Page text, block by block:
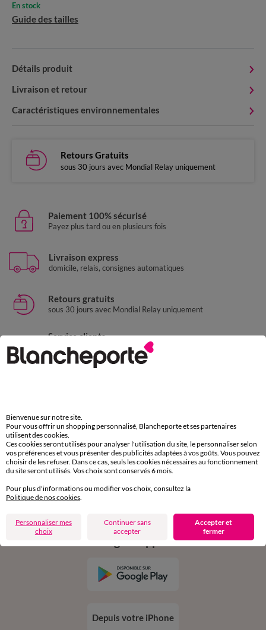
Guide des tailles
En stock
Détails produit
Livraison et retour
Caractéristiques environnementales
Retours Gratuits
sous 30 jours avec Mondial Relay uniquement
Paiement 100% sécurisé
Payez plus tard ou en plusieurs fois
Livraison express
domicile, relais, consignes automatiques
Retours gratuits
sous 30 jours avec Mondial Relay uniquement
Service clients
par chat et par téléphone
de 8h00 à 20h00 du lundi au samedi
en vous inscrivant à la newsletter
conditions dans votre email de confirmation
Téléchargez l’application
Depuis votre iPhone
Bienvenue sur notre site.
Pour vous offrir un shopping personnalisé, Blancheporte et ses partenaires
utilisent des cookies.
Ces cookies seront utilisés pour analyser l'utilisation du site, le personnaliser selon
vos préférences et vous présenter des publicités adaptées à vos goûts. Vous pouvez
choisir de les refuser. Dans ce cas, seuls les cookies nécessaires au fonctionnement
du site seront utilisés. Vos choix sont conservés 6 mois.
Pour plus d'informations ou modifier vos choix, consultez la
Politique de nos cookies
Personnaliser mes
choix
Continuer sans
accepter
Accepter et
fermer